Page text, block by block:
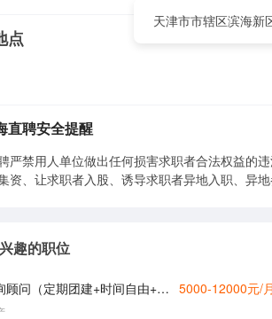
点
天津市市辖区滨海新
直聘安全提醒
严禁用人单位做出任何损害求职者合法权益的
资、让求职者入股、诱导求职者异地入职、异
趣的职位
问（定期团建+时间自由+轻松不累） 5000-12000元/月